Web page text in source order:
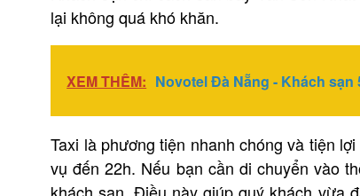
lại không quá khó khăn.
XEM THÊM: Novotel Đà Nẵng - Khách
Taxi là phương tiện nhanh chóng và tiện
vụ đến 22h. Nếu bạn cần di chuyển vào